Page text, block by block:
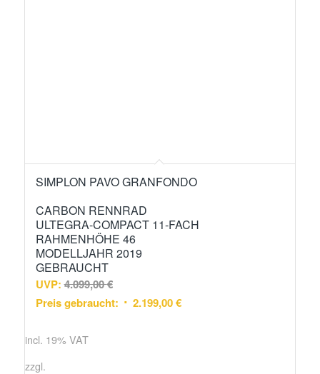
SIMPLON PAVO GRANFONDO
CARBON RENNRAD
ULTEGRA-COMPACT 11-FACH
RAHMENHÖHE 46
MODELLJAHR 2019
GEBRAUCHT
UVP: 4.099,00€
Preis gebraucht:
2.199,00€
incl. 19% VAT
zzgl.